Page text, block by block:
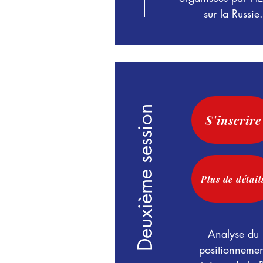
sur la Russie.
S'inscrire
Deuxième session Plus de
Analyse du